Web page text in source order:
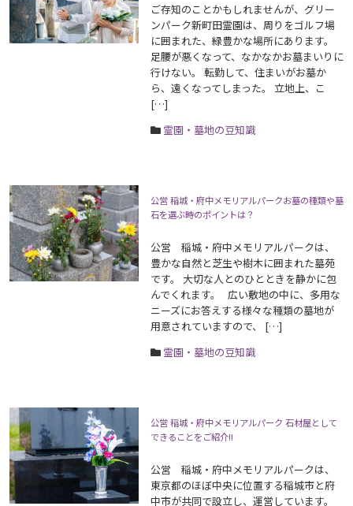
ご存知のことかもしれませんが、グリー
ンパーク新町田霊園は、周りをゴルフ場
に囲まれた、緑豊かな場所にあります。
足腰が悪くなって、なかなかお墓まいりに
行けない。 転勤して、住まいがお墓か
ら、遠くなってしまった。 立地上、こ
[…]
霊園・墓地の豆知識
公営 稲城・府中メモリアルパークお墓の種類や墓
石を選ぶ時のポイントは？
公営 稲城・府中メモリアルパークは、
豊かな自然と芝生や樹木に囲まれた墓苑
です。 大切な人とのひとときを静かに包
んでくれます。 広い敷地の中に、多用な
ニーズにお答えする様々な種類の墓地が
用意されていますので、 […]
霊園・墓地の豆知識
公営 稲城・府中メモリアルパーク 石材屋として
できることをご紹介!!
公営 稲城・府中メモリアルパークは、
東京都のほぼ中央に位置する稲城市と府
中市が共同で設立し、運営しています。